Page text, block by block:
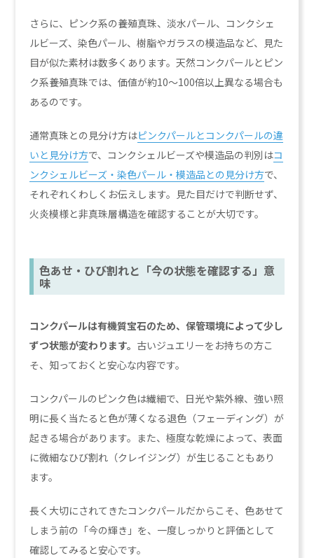
さらに、ピンク系の養殖真珠、淡水パール、コンクシェ
ルビーズ、染色パール、樹脂やガラスの模造品など、見た
目が似た素材は数多くあります。天然コンクパールとピン
ク系養殖真珠では、価値が約10〜100倍以上異なる場合も
あるのです。
通常真珠との見分け方はピンクパールとコンクパールの違
いと見分け方で、コンクシェルビーズや模造品の判別はコ
ンクシェルビーズ・染色パール・模造品との見分け方で、
それぞれくわしくお伝えします。見た目だけで判断せず、
火炎模様と非真珠層構造を確認することが大切です。
色あせ・ひび割れと「今の状態を確認する」意
味
コンクパールは有機質宝石のため、保管環境によって少し
ずつ状態が変わります。 古いジュエリーをお持ちの方こ
そ、知っておくと安心な内容です。
コンクパールのピンク色は繊細で、日光や紫外線、強い照
明に長く当たると色が薄くなる退色（フェーディング）が
起きる場合があります。また、極度な乾燥によって、表面
に微細なひび割れ（クレイジング）が生じることもあり
ます。
長く大切にされてきたコンクパールだからこそ、色あせて
しまう前の「今の輝き」を、一度しっかりと評価として
確認してみると安心です。